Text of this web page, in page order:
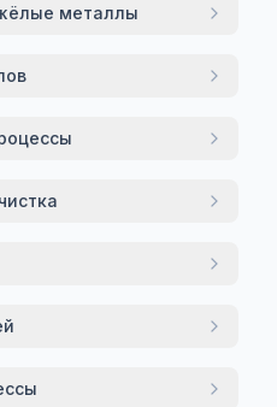
металлы